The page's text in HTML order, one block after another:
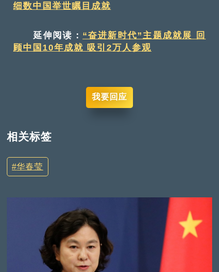
细数中国举世瞩目成就
延伸阅读： “奋进新时代”主题成就展 回
顾中国10年成就 吸引2万人参观
我要回应
相关标签
华春莹